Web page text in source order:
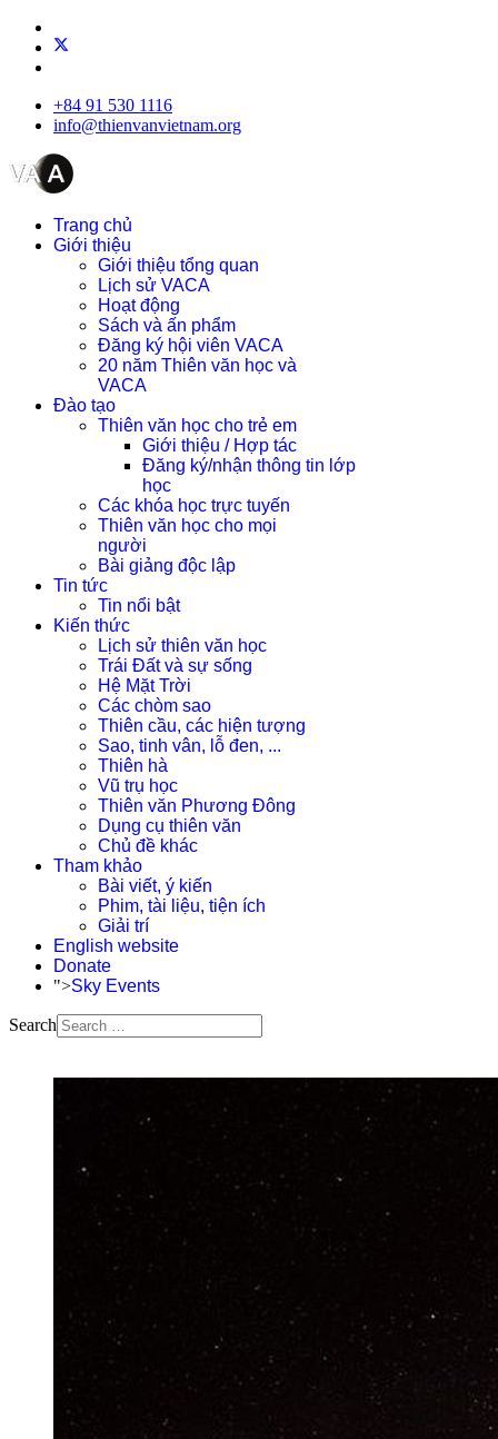
+84 91 530 1116
info@thienvanvietnam.org
Trang chủ
Giới thiệu
Giới thiệu tổng quan
Lịch sử VACA
Hoạt động
Sách và ấn phẩm
Đăng ký hội viên VACA
20 năm Thiên văn học và
VACA
Đào tạo
Thiên văn học cho trẻ em
Giới thiệu / Hợp tác
Đăng ký/nhận thông tin lớp
học
Các khóa học trực tuyến
Thiên văn học cho mọi
người
Bài giảng độc lập
Tin tức
Tin nổi bật
Kiến thức
Lịch sử thiên văn học
Trái Đất và sự sống
Hệ Mặt Trời
Các chòm sao
Thiên cầu, các hiện tượng
Sao, tinh vân, lỗ đen, ...
Thiên hà
Vũ trụ học
Thiên văn Phương Đông
Dụng cụ thiên văn
Chủ đề khác
Tham khảo
Bài viết, ý kiến
Phim, tài liệu, tiện ích
Giải trí
English website
Donate
">Sky Events
Search